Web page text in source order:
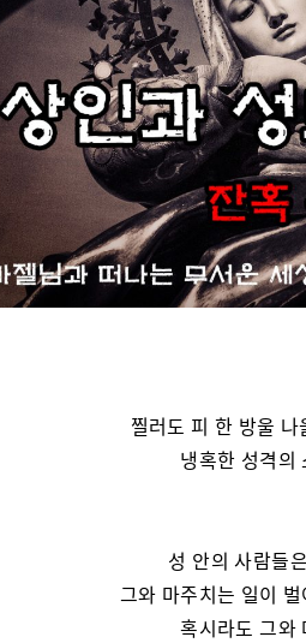
찔러도 피 한 방울
냉혹한 성격의
성 안의 사람들
그와 마주치는 일이
혹시라도 그와